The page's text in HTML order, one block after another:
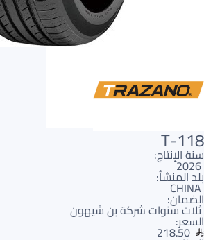
T-118
سنة الإنتاج:
2026
بلد المنشأ:
CHINA
الضمان:
ثلاث سنوات شركة بن شيهون
السعر:
218.50